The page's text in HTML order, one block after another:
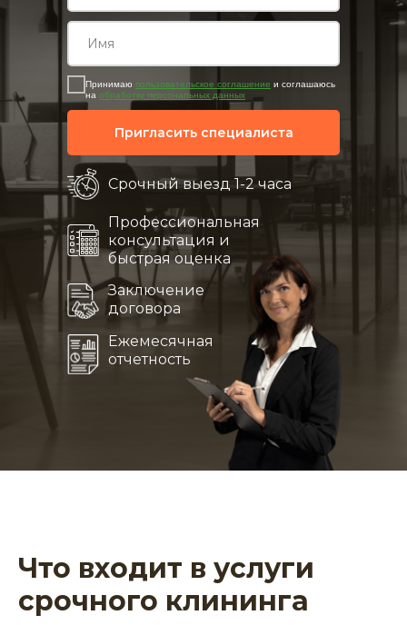
Принимаю пользовательское соглашение и соглашаюсь
на обработку персональных данных
Пригласить специалиста
Срочный выезд 1-2 часа
Профессиональная
консультация и
быстрая оценка
Ежемесячная
отчетность
Заключение
договора
Что входит в услуги
срочного клининга